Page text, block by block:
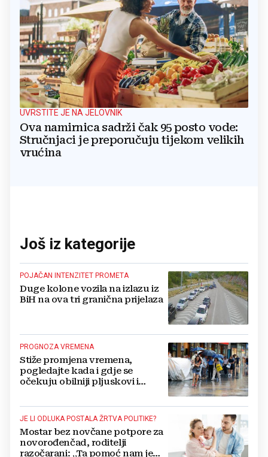
UVRSTITE JE NA JELOVNIK
Ova namirnica sadrži čak 95 posto vode:
Stručnjaci je preporučuju tijekom velikih
vrućina
Još iz kategorije
POJAČAN INTENZITET PROMETA
Duge kolone vozila na izlazu iz
BiH na ova tri granična prijelaza
PROGNOZA VREMENA
Stiže promjena vremena,
pogledajte kada i gdje se
očekuju obilniji pljuskovi i
JE LI ODLUKA POSTALA ŽRTVA POLITIKE?
Mostar bez novčane potpore za
novorođenčad, roditelji
razočarani: „Ta pomoć nam je